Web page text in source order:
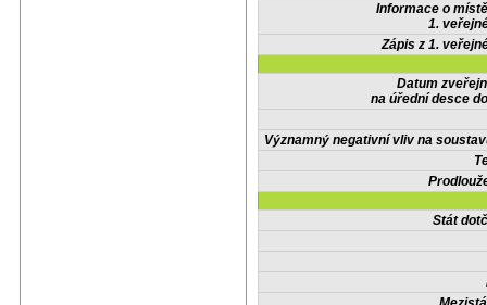
Informace o
1.
Zápis z 1.
Datum
na úřední desce
Významný negativní vliv na
Stát